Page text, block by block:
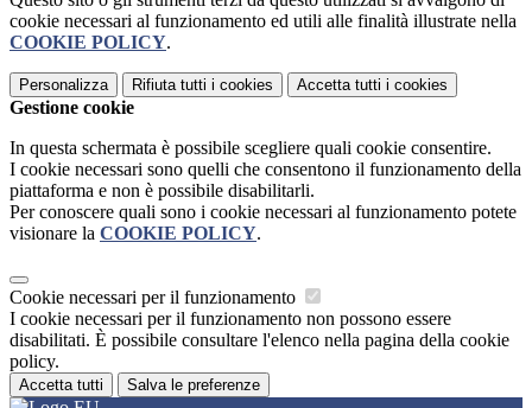
cookie necessari al funzionamento ed utili alle finalità illustrate nella
COOKIE POLICY.
Personalizza Rifiuta tutti i cookies Accetta tutti i cookies
Gestione cookie
In questa schermata è possibile scegliere quali cookie consentire.
I cookie necessari sono quelli che consentono il funzionamento della
piattaforma e non è possibile disabilitarli.
Per conoscere quali sono i cookie necessari al funzionamento potete
visionare la COOKIE POLICY.
Cookie necessari per il funzionamento
I cookie necessari per il funzionamento non possono essere
disabilitati. È possibile consultare l'elenco nella pagina della cookie
policy.
Accetta tutti Salva le preferenze